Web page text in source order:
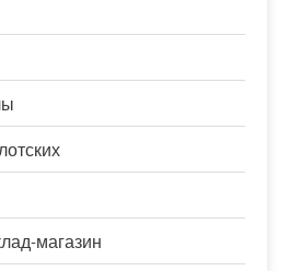
магазин